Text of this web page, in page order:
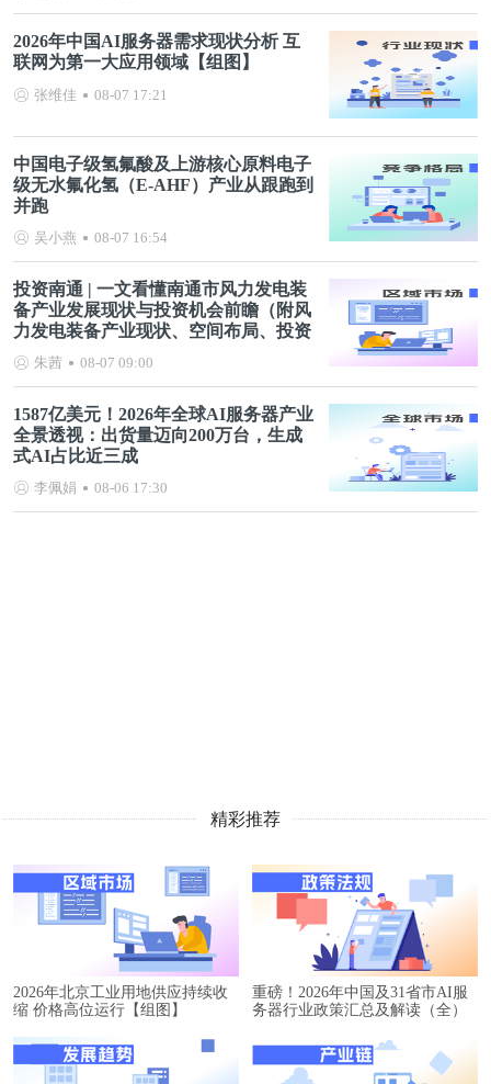
2026年中国AI服务器需求现状分析 互
联网为第一大应用领域【组图】
张维佳 08-07 17:21
中国电子级氢氟酸及上游核心原料电子
级无水氟化氢（E-AHF）产业从跟跑到
并跑
吴小燕 08-07 16:54
投资南通 | 一文看懂南通市风力发电装
备产业发展现状与投资机会前瞻（附风
力发电装备产业现状、空间布局、投资
机会分析等）
朱茜 08-07 09:00
1587亿美元！2026年全球AI服务器产业
全景透视：出货量迈向200万台，生成
式AI占比近三成
李佩娟 08-06 17:30
精彩推荐
2026年北京工业用地供应持续收
缩 价格高位运行【组图】
重磅！2026年中国及31省市AI服
务器行业政策汇总及解读（全）